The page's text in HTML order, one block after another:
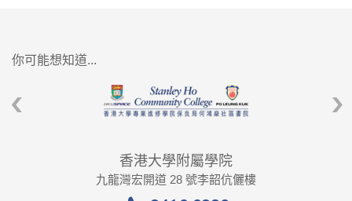
你可能想知道...
香港大學附屬學院
九龍灣宏開道 28 號李韶伉儷樓